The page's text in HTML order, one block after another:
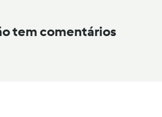
tem comentários